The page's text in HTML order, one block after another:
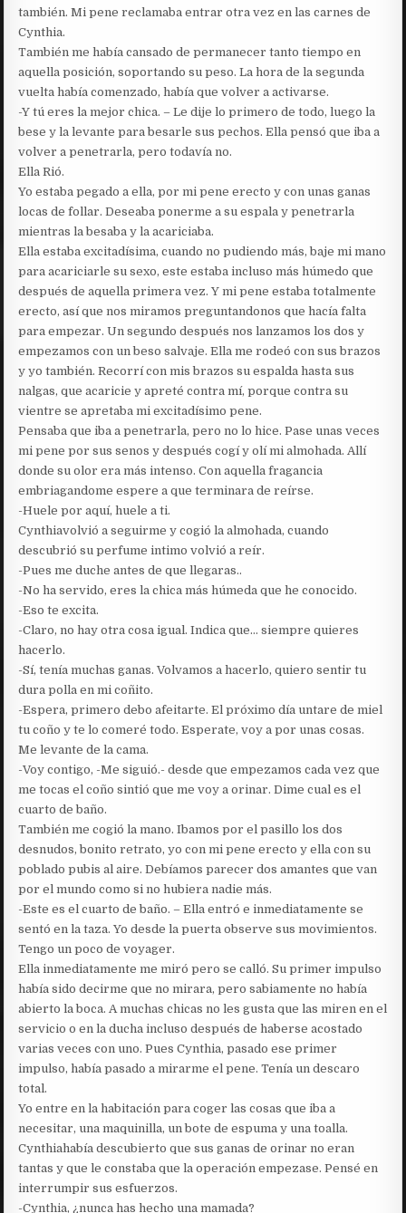
también. Mi pene reclamaba entrar otra vez en las carnes de
Cynthia.
También me había cansado de permanecer tanto tiempo en
aquella posición, soportando su peso. La hora de la segunda
vuelta había comenzado, había que volver a activarse.
-Y tú eres la mejor chica. – Le dije lo primero de todo, luego la
bese y la levante para besarle sus pechos. Ella pensó que iba a
volver a penetrarla, pero todavía no.
Ella Rió.
Yo estaba pegado a ella, por mi pene erecto y con unas ganas
locas de follar. Deseaba ponerme a su espala y penetrarla
mientras la besaba y la acariciaba.
Ella estaba excitadísima, cuando no pudiendo más, baje mi mano
para acariciarle su sexo, este estaba incluso más húmedo que
después de aquella primera vez. Y mi pene estaba totalmente
erecto, así que nos miramos preguntandonos que hacía falta
para empezar. Un segundo después nos lanzamos los dos y
empezamos con un beso salvaje. Ella me rodeó con sus brazos
y yo también. Recorrí con mis brazos su espalda hasta sus
nalgas, que acaricie y apreté contra mí, porque contra su
vientre se apretaba mi excitadísimo pene.
Pensaba que iba a penetrarla, pero no lo hice. Pase unas veces
mi pene por sus senos y después cogí y olí mi almohada. Allí
donde su olor era más intenso. Con aquella fragancia
embriagandome espere a que terminara de reírse.
-Huele por aquí, huele a ti.
Cynthiavolvió a seguirme y cogió la almohada, cuando
descubrió su perfume intimo volvió a reír.
-Pues me duche antes de que llegaras..
-No ha servido, eres la chica más húmeda que he conocido.
-Eso te excita.
-Claro, no hay otra cosa igual. Indica que… siempre quieres
hacerlo.
-Sí, tenía muchas ganas. Volvamos a hacerlo, quiero sentir tu
dura polla en mi coñito.
-Espera, primero debo afeitarte. El próximo día untare de miel
tu coño y te lo comeré todo. Esperate, voy a por unas cosas.
Me levante de la cama.
-Voy contigo, -Me siguió.- desde que empezamos cada vez que
me tocas el coño sintió que me voy a orinar. Dime cual es el
cuarto de baño.
También me cogió la mano. Ibamos por el pasillo los dos
desnudos, bonito retrato, yo con mi pene erecto y ella con su
poblado pubis al aire. Debíamos parecer dos amantes que van
por el mundo como si no hubiera nadie más.
-Este es el cuarto de baño. – Ella entró e inmediatamente se
sentó en la taza. Yo desde la puerta observe sus movimientos.
Tengo un poco de voyager.
Ella inmediatamente me miró pero se calló. Su primer impulso
había sido decirme que no mirara, pero sabiamente no había
abierto la boca. A muchas chicas no les gusta que las miren en el
servicio o en la ducha incluso después de haberse acostado
varias veces con uno. Pues Cynthia, pasado ese primer
impulso, había pasado a mirarme el pene. Tenía un descaro
total.
Yo entre en la habitación para coger las cosas que iba a
necesitar, una maquinilla, un bote de espuma y una toalla.
Cynthiahabía descubierto que sus ganas de orinar no eran
tantas y que le constaba que la operación empezase. Pensé en
interrumpir sus esfuerzos.
-Cynthia, ¿nunca has hecho una mamada?